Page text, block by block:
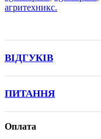
агритехникс.
ВІДГУКІВ
ПИТАННЯ
Оплата